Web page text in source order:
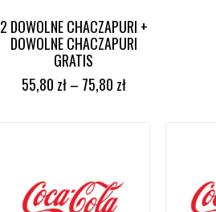
2 DOWOLNE CHACZAPURI +
DOWOLNE CHACZAPURI
GRATIS
55,80 zł– 75,80 zł